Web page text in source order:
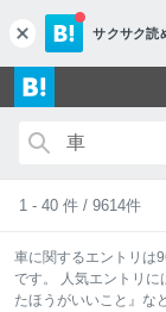
c
l
o
s
e
サクサク読
1 - 40 件 / 9614件
車に関するエントリは
です。 人気エントリに
たほうがいいこと』 な